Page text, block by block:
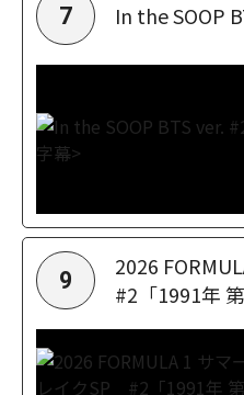
7 In the SOOP
9
2026
#2「1991年 第